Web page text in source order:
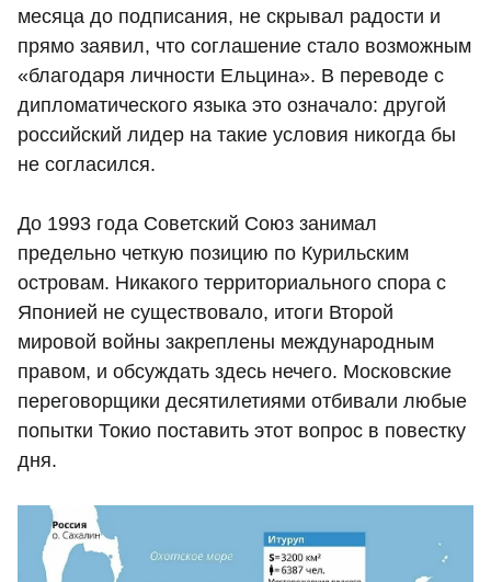
месяца до подписания, не скрывал радости и
прямо заявил, что соглашение стало возможным
«благодаря личности Ельцина». В переводе с
дипломатического языка это означало: другой
российский лидер на такие условия никогда бы
не согласился.
До 1993 года Советский Союз занимал
предельно четкую позицию по Курильским
островам. Никакого территориального спора с
Японией не существовало, итоги Второй
мировой войны закреплены международным
правом, и обсуждать здесь нечего. Московские
переговорщики десятилетиями отбивали любые
попытки Токио поставить этот вопрос в повестку
дня.